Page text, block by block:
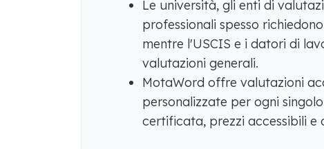
Le università, gli enti di
professionali spesso
mentre l'USCIS e i datori di
valutazioni generali.
MotaWord offre valutazioni
personalizzate per ogni
certificata, prezzi accessibili e